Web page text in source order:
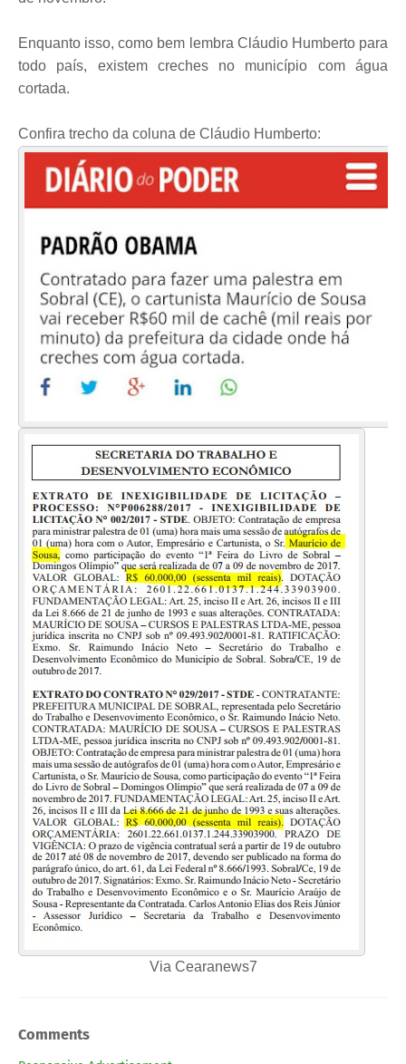
Enquanto isso, como bem lembra Cláudio Humberto para
todo país, existem creches no município com água
cortada.
Confira trecho da coluna de Cláudio Humberto:
Via Cearanews7
Comments